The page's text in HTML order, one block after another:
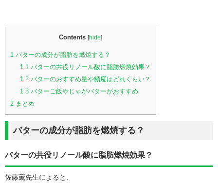
Contents [hide]
1 バターの成分が脂肪を燃焼する？
1.1 バターの共役リノール酸に脂肪燃焼効果？
1.2バターのおすすめ量や頻度はどれくらい？
1.3バターご飯やじゃがバターがおすすめ
2 まとめ
バターの成分が脂肪を燃焼する？
バターの共役リノール酸に脂肪燃焼効果？
佐藤薫先生によると、